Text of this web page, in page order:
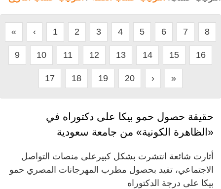
« ‹ 1 2 3 4 5 6 7 8
9 10 11 12 13 14 15 16
17 18 19 20 › »
حقيقة حصول حمو بيكا على دكتوراه في
«الظاهرة الكونية» من جامعة سعودية
أثارت شائعة انتشرت بشكل كبيرعلى منصات التواصل
الاجتماعي، تفيد بحصول مطرب المهرجانات المصري حمو
بيكا على درجة الدكتوراه